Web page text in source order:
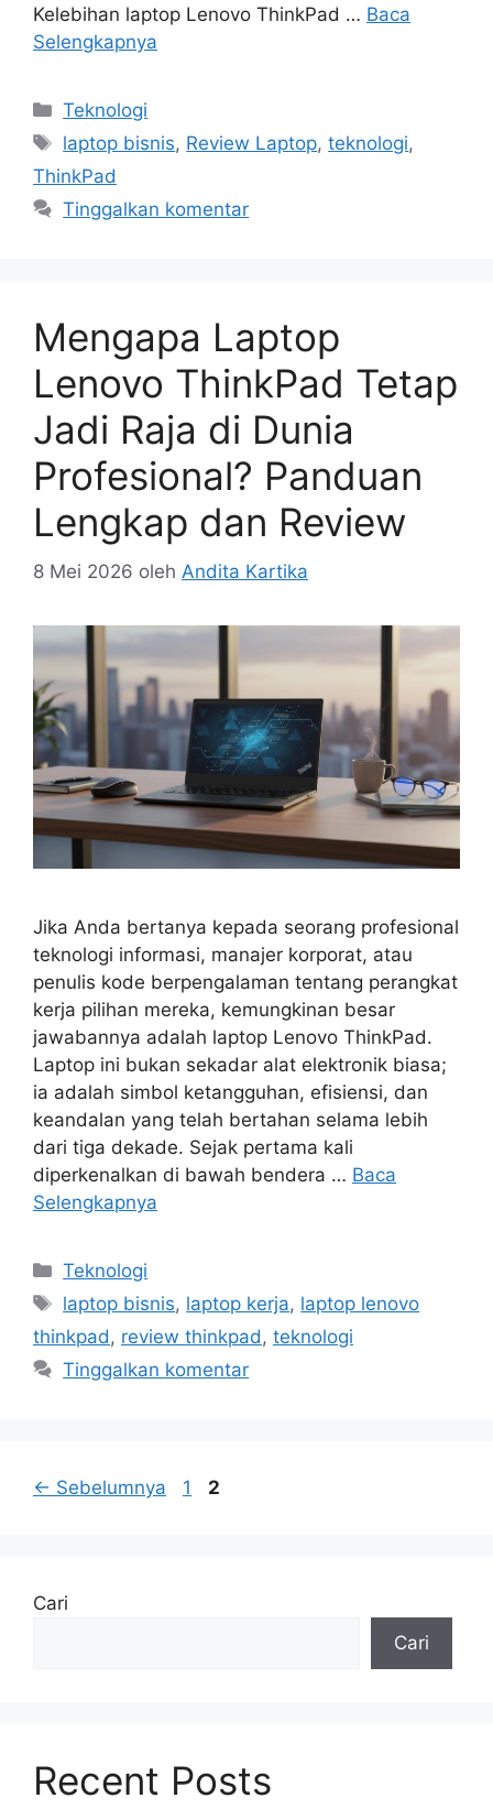
Kelebihan laptop Lenovo ThinkPad … Baca
Selengkapnya
Kategori
Teknologi
Tag
laptop bisnis, Review Laptop,teknologi,
ThinkPad
Tinggalkan komentar
Mengapa Laptop
Lenovo ThinkPad Tetap
Jadi Raja di Dunia
Profesional? Panduan
Lengkap dan Review
8 Mei 2026 oleh Andita Kartika
Jika Anda bertanya kepada seorang profesional
teknologi informasi, manajer korporat, atau
penulis kode berpengalaman tentang perangkat
kerja pilihan mereka, kemungkinan besar
jawabannya adalah laptop Lenovo ThinkPad.
Laptop ini bukan sekadar alat elektronik biasa;
ia adalah simbol ketangguhan, efisiensi, dan
keandalan yang telah bertahan selama lebih
dari tiga dekade. Sejak pertama kali
diperkenalkan di bawah bendera … Baca
Selengkapnya
Kategori
Teknologi
Tag
laptop bisnis, laptop kerja, laptop lenovo
thinkpad, review thinkpad, teknologi
Tinggalkan komentar
← Sebelumnya Halaman
1 Halaman
2
Cari
Cari
Recent Posts